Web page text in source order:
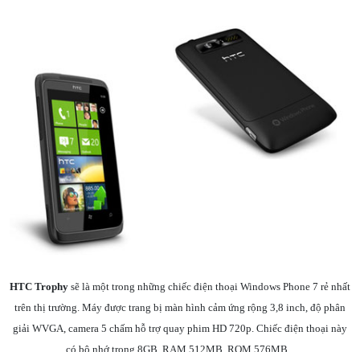
HTC Trophy sẽ là một trong những chiếc điện thoại Windows Phone 7 rẻ nhất
trên thị trường. Máy được trang bị màn hình cảm ứng rộng 3,8 inch, độ phân
giải WVGA, camera 5 chấm hỗ trợ quay phim HD 720p. Chiếc điện thoại này
có bộ nhớ trong 8GB, RAM 512MB, ROM 576MB.